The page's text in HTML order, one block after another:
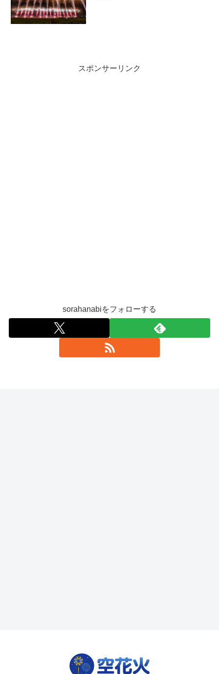
スポンサーリンク
sorahanabiをフォローする